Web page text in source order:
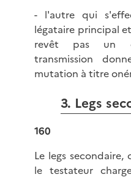
- l'autre qui
légataire principal
revêt pas un
transmission
mutation à titre
3. Legs
160
Le legs secondaire,
le testateur